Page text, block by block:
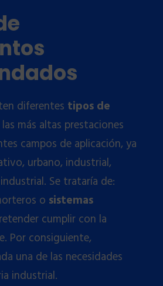
diferentes tipos de
más altas prestaciones
campos de aplicación, ya
urbano, industrial,
Se trataría de:
o sistemas
cumplir con la
Por consiguiente,
una de las necesidades
industrial.